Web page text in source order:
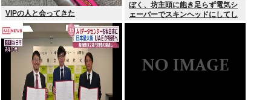
VIPの人と会ってきた
ぼく、坊主頭に飽き足らず電気シ
ェーバーでスキンヘッドにしてし
まう